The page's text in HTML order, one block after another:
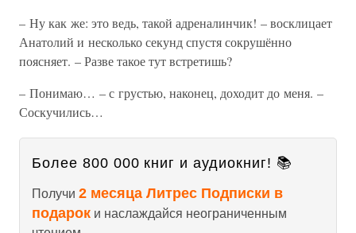
– Ну как же: это ведь, такой адреналинчик! – восклицает
Анатолий и несколько секунд спустя сокрушённо
поясняет. – Разве такое тут встретишь?
– Понимаю… – с грустью, наконец, доходит до меня. –
Соскучились…
Более 800 000 книг и аудиокниг! 📚
Получи 2 месяца Литрес Подписки в
подарок и наслаждайся неограниченным